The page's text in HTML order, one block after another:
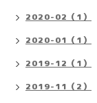
2020-02（1）
2020-01（1）
2019-12（1）
2019-11（2）